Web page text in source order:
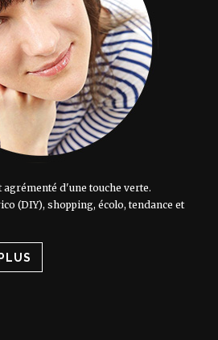
d'une touche verte.
(DIY), shopping, écolo, tendance et